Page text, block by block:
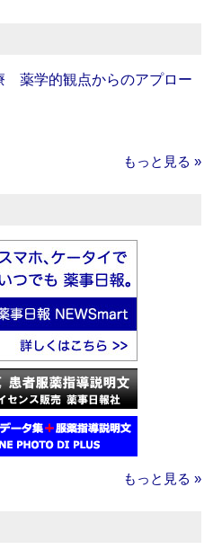
薬学的観点からのアプロー
もっと見る »
もっと見る »